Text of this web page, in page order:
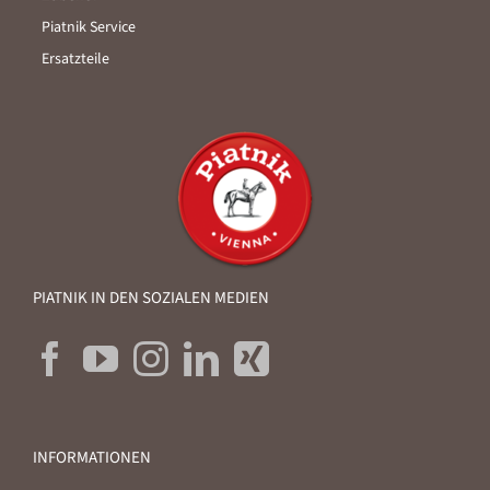
Piatnik Service
Ersatzteile
PIATNIK IN DEN SOZIALEN MEDIEN
INFORMATIONEN